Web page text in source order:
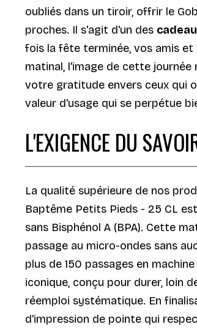
oubliés dans un tiroir, offrir le
proches. Il s'agit d'un des
fois la fête terminée, vos amis
matinal, l'image de cette journée
votre gratitude envers ceux qui
valeur d'usage qui se perpétue
L'EXIGENCE DU
La qualité supérieure de nos
Baptême Petits Pieds - 25 CL
sans Bisphénol A (BPA). Cette
passage au micro-ondes sans
plus de 150 passages en
iconique, conçu pour durer, loin
réemploi systématique. En
d'impression de pointe qui